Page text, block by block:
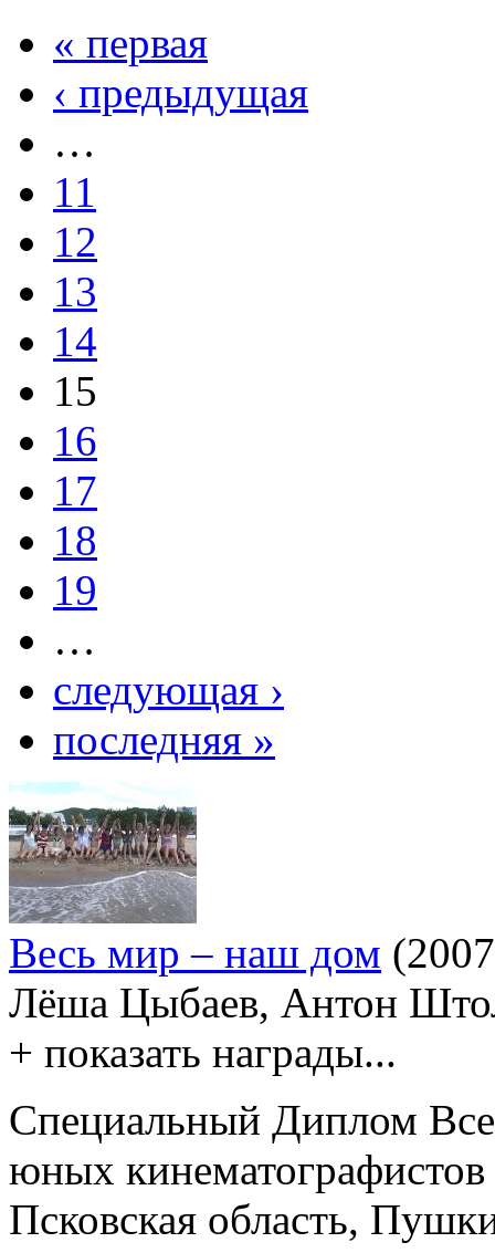
« первая
‹ предыдущая
…
11
12
13
14
15
16
17
18
19
…
следующая ›
последняя »
Весь мир – наш дом
Лёша Цыбаев, Антон
+ показать награды...
Специальный Диплом
юных кинематографистов
Псковская область,